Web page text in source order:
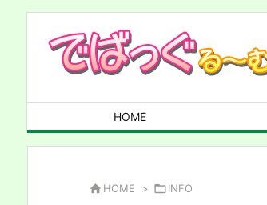
HOME
 HOME > INFO